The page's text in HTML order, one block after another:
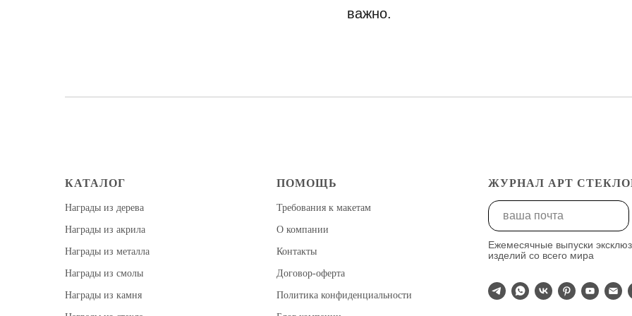
важно.
КАТАЛОГ
Награды из дерева
Награды из акрила
Награды из металла
Награды из смолы
Награды из камня
ПОМОЩЬ
Требования к макетам
О компании
Контакты
Договор-оферта
Политика конфиденциальности
ЖУРНАЛ АРТ
Ежемесячные выпуски
изделий со всего мира